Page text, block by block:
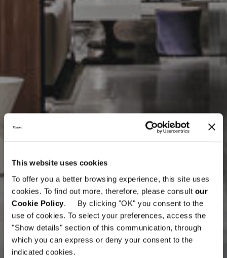
This website uses cookies
To offer you a better browsing experience, this site uses
cookies. To find out more, therefore, please consult our
Cookie Policy. By clicking "OK" you consent to the
use of cookies. To select your preferences, access the
"Show details" section of this communication, through
which you can express or deny your consent to the
indicated cookies.